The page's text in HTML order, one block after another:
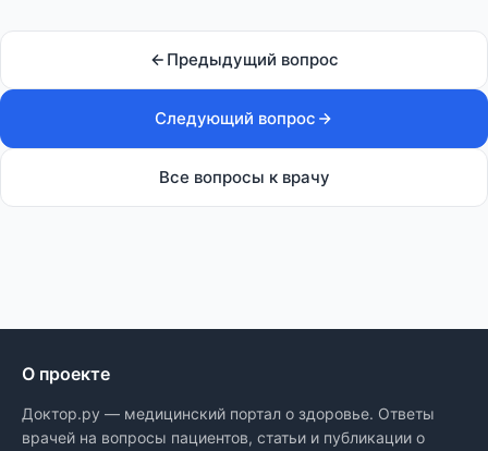
Предыдущий вопрос
Следующий вопрос
Все вопросы к врачу
О проекте
Доктор.ру — медицинский портал о здоровье. Ответы
врачей на вопросы пациентов, статьи и публикации о